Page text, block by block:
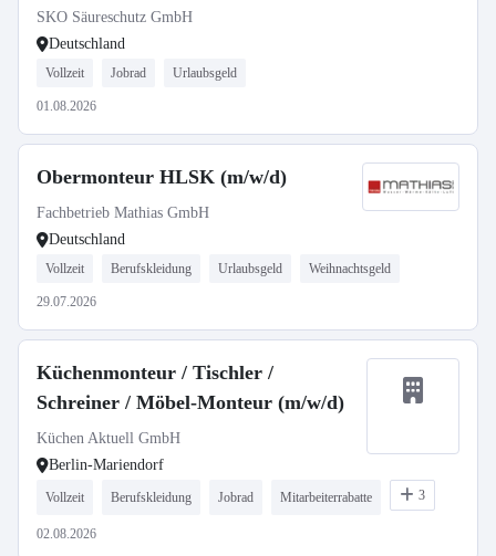
SKO Säureschutz GmbH
Deutschland
Vollzeit Jobrad Urlaubsgeld
01.08.2026
Obermonteur HLSK (m/w/d)
Fachbetrieb Mathias GmbH
Deutschland
Vollzeit Berufskleidung Urlaubsgeld Weihnachtsgeld
29.07.2026
Küchenmonteur / Tischler /
Schreiner / Möbel-Monteur (m/w/d)
Küchen Aktuell GmbH
Berlin-Mariendorf
Vollzeit Berufskleidung Jobrad Mitarbeiterrabatte 3
02.08.2026